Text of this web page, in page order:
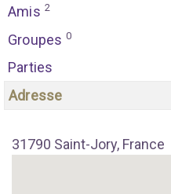
Amis 2
Groupes 0
Parties
Adresse
31790 Saint-Jory, France